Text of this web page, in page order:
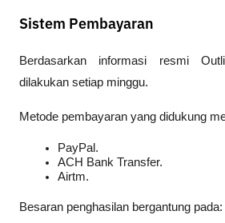
Sistem Pembayaran
Berdasarkan informasi resmi
dilakukan setiap minggu.
Metode pembayaran yang didukung
PayPal.
ACH Bank Transfer.
Airtm.
Besaran penghasilan bergantung pada: